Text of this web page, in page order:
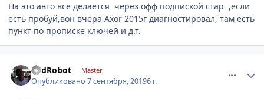
На это авто все делается через офф подпиской стар ,если
есть пробуй,вон вчера Axor 2015г диагностировал, там есть
пункт по прописке ключей и д.т.
BadRobot Master
Опубликовано7 сентября, 20196 г.